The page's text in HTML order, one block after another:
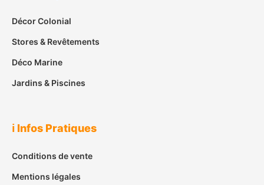
Décor Colonial
Stores & Revêtements
Déco Marine
Jardins & Piscines
ℹ️ Infos Pratiques
Conditions de vente
Mentions légales